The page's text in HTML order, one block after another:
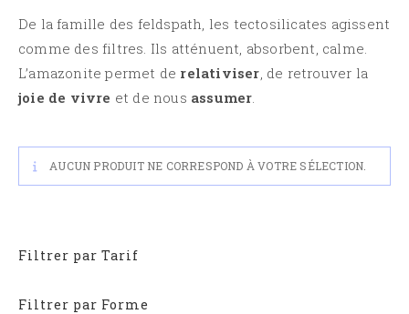
De la famille des feldspath, les tectosilicates agissent
comme des filtres. Ils atténuent, absorbent, calme.
L’amazonite permet de relativiser , de retrouver la
joie de vivre et de nous assumer
AUCUN PRODUIT NE CORRESPOND À VOTRE SÉLECTION.
Filtrer par Tarif
Filtrer par Forme